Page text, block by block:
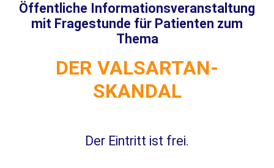
Öffentliche Informationsveranstaltung
mit Fragestunde für Patienten zum
Thema
DER VALSARTAN-
SKANDAL
Der Eintritt ist frei.